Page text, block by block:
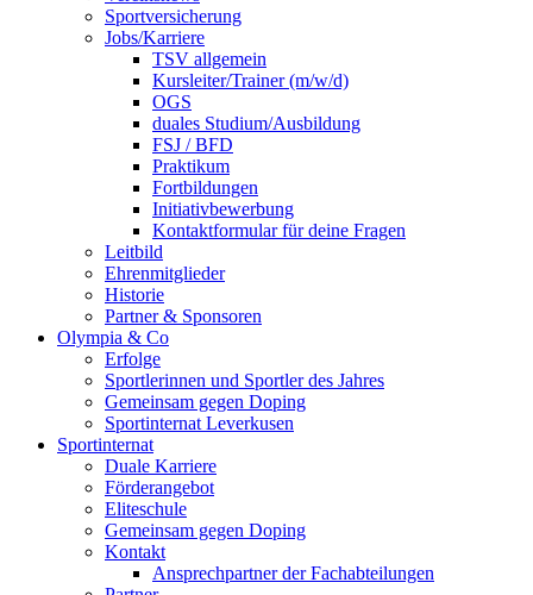
Sportversicherung
Jobs/Karriere
TSV allgemein
Kursleiter/Trainer (m/w/d)
OGS
duales Studium/Ausbildung
FSJ / BFD
Praktikum
Fortbildungen
Initiativbewerbung
Kontaktformular für deine Fragen
Leitbild
Ehrenmitglieder
Historie
Partner & Sponsoren
Olympia & Co
Erfolge
Sportlerinnen und Sportler des Jahres
Gemeinsam gegen Doping
Sportinternat Leverkusen
Sportinternat
Duale Karriere
Förderangebot
Eliteschule
Gemeinsam gegen Doping
Kontakt
Ansprechpartner der Fachabteilungen